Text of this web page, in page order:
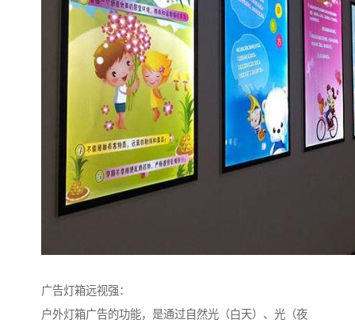
广告灯箱远视强：
户外灯箱广告的功能，是通过自然光（白天）、光（夜